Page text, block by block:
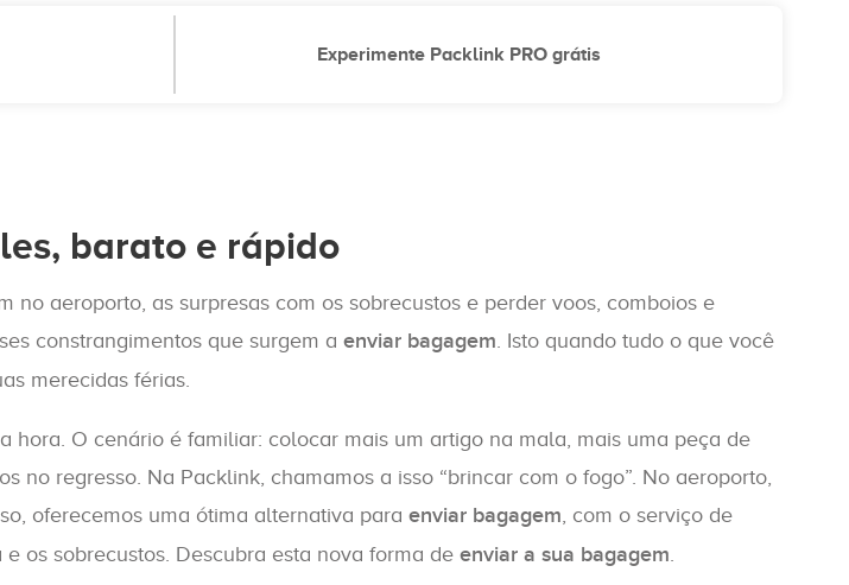
Experimente Packlink PRO grátis
barato e rápido
no aeroporto, as surpresas com os sobrecustos e perder voos, comboios e
constrangimentos que surgem a enviar bagagem. Isto quando tudo o que você
merecidas férias.
O cenário é familiar: colocar mais um artigo na mala, mais uma peça de
no regresso. Na Packlink, chamamos a isso “brincar com o fogo”. No aeroporto,
oferecemos uma ótima alternativa para enviar bagagem, com o serviço de
os sobrecustos. Descubra esta nova forma de enviar a sua bagagem.